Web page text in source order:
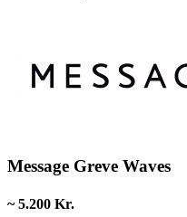
Message Greve Waves
~ 5.200 Kr.